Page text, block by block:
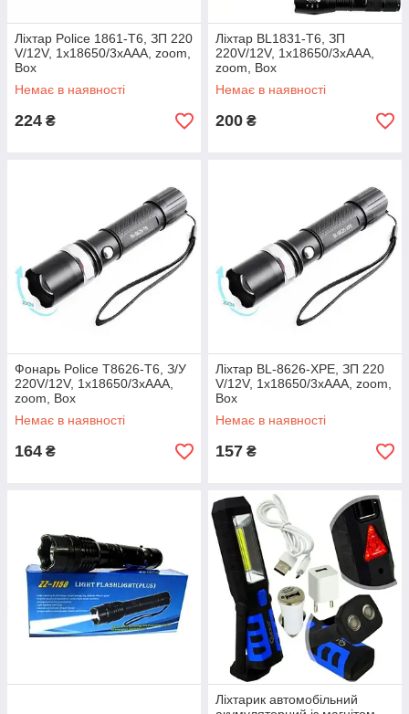
Ліхтар Police 1861-T6, ЗП 220
V/12V, 1x18650/3xAAA, zoom,
Box
Немає в наявності
224 ₴
Ліхтар BL1831-T6, ЗП
220V/12V, 1х18650/3хААА,
zoom, Box
Немає в наявності
200 ₴
Фонарь Police T8626-T6, З/У
220V/12V, 1х18650/3хААА,
zoom, Box
Немає в наявності
164 ₴
Ліхтар BL-8626-XPE, ЗП 220
V/12V, 1х18650/3хААА, zoom,
Box
Немає в наявності
157 ₴
Ліхтарик автомобільний